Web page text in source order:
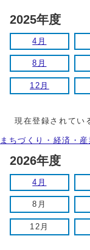
2025年度
4月
8月
12月
現在登録されてい
まちづくり・経済・
2026年度
4月
8月
12月